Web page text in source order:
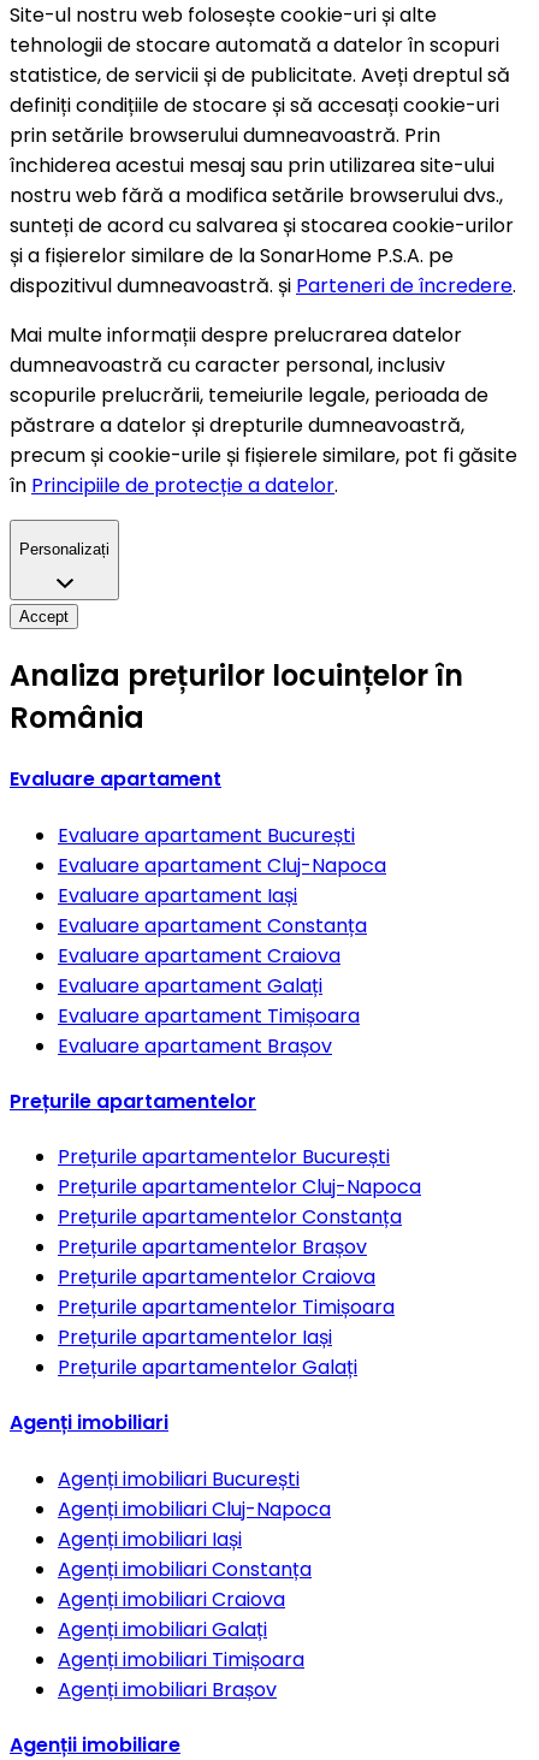
Site-ul nostru web folosește cookie-uri și alte
tehnologii de stocare automată a datelor în scopuri
statistice, de servicii și de publicitate. Aveți dreptul să
definiți condițiile de stocare și să accesați cookie-uri
prin setările browserului dumneavoastră. Prin
închiderea acestui mesaj sau prin utilizarea site-ului
nostru web fără a modifica setările browserului dvs.,
sunteți de acord cu salvarea și stocarea cookie-urilor
și a fișierelor similare de la SonarHome P.S.A. pe
dispozitivul dumneavoastră. și Parteneri de încredere.
Mai multe informații despre prelucrarea datelor
dumneavoastră cu caracter personal, inclusiv
scopurile prelucrării, temeiurile legale, perioada de
păstrare a datelor și drepturile dumneavoastră,
precum și cookie-urile și fișierele similare, pot fi găsite
în Principiile de protecție a datelor.
Personalizați
Accept
Analiza prețurilor locuințelor în
România
Evaluare apartament
Evaluare apartament București
Evaluare apartament Cluj-Napoca
Evaluare apartament Iași
Evaluare apartament Constanța
Evaluare apartament Craiova
Evaluare apartament Galați
Evaluare apartament Timișoara
Evaluare apartament Brașov
Prețurile apartamentelor
Prețurile apartamentelor București
Prețurile apartamentelorCluj-Napoca
Prețurile apartamentelorConstanța
Prețurile apartamentelor Brașov
Prețurile apartamentelorCraiova
Prețurile apartamentelor Timișoara
Prețurile apartamentelor Iași
Prețurile apartamentelorGalați
Agenți imobiliari
Agenți imobiliari București
Agenți imobiliariCluj-Napoca
Agenți imobiliari Iași
Agenți imobiliariConstanța
Agenți imobiliariCraiova
Agenți imobiliariGalați
Agenți imobiliari Timișoara
Agenți imobiliari Brașov
Agenții imobiliare